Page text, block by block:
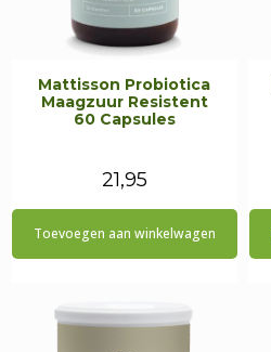
Mattisson Probiotica
Maagzuur Resistent
60 Capsules
21,95
Toevoegen aan winkelwagen